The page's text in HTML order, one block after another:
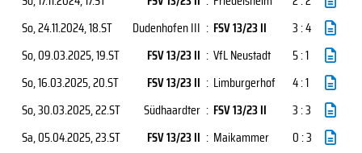
So, 24.11.2024, 18.ST Dudenhofen III : FSV 13/23 II
3 : 4
So, 09.03.2025, 19.ST FSV 13/23 II : VfL Neustadt
5 : 1
So, 16.03.2025, 20.ST FSV 13/23 II : Limburgerhof
4 : 1
So, 30.03.2025, 22.ST Südhaardter : FSV 13/23 II
3 : 3
Sa, 05.04.2025, 23.ST FSV 13/23 II : Maikammer 0 : 3